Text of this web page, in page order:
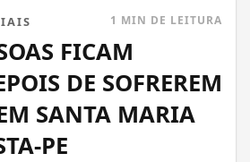
1 MIN DE LEITURA
FICAM
DE SOFREREM
SANTA MARIA
PE